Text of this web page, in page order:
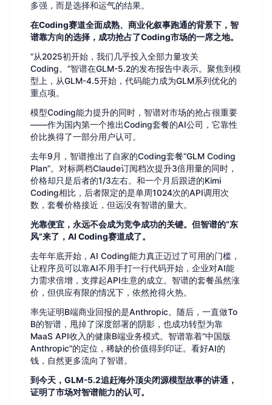
多强，而是选择和运气的结果。
在Coding赛道全面成熟、商业化叙事跑通的背景下，智
谱靠方向的选择，成功抢占了Coding市场的一席之地。
“从2025初开始，我们几乎投入全部力量攻关
Coding。”智谱在GLM-5.2的发布报告中表示。聚焦到模
型上，从GLM-4.5开始，代码能力成为GLM系列优化的
重点项。
模型Coding能力提升的同时，智谱对市场的抢占很重要
——作为国内第一个推出Coding套餐的AI公司，它靠性
价比换得了一部分用户认可。
去年9月，智谱推出了自家的Coding套餐“GLM Coding
Plan”。对标两档Claude订阅档次提升3倍用量的同时，
价格却只是后者的1/3左右。和一个月后跟进的Kimi
Coding相比，后者限定的是单周1024次的API调用次
数，套餐价格接近，但远没有智谱的量大。
光靠便宜，永远不会成为竞争成功的关键。但智谱的“东
风”来了，AI Coding赛道成了。
去年年底开始，AI Coding能力真正迈过了可用的门槛，
让程序员可以靠AI不用手打一行代码开始，企业对AI能
力需求倍增，支撑起API生意的成立。智谱的套餐虽然涨
价，但供应有限的情况下，依然抢得火热。
率先证明B端商业回报的是Anthropic。随后，一直做To
B的智谱，甩掉了深度部署的阴影，也成功转型为靠
MaaS API收入的健康B端业务模式。智谱靠着“中国版
Anthropic”的定位，稀缺的价值得到印证。看好AI的
钱，自然更多流向了智谱。
到今天，GLM-5.2追赶海外顶尖闭源模型故事的讲通，
证明了市场对智谱能力的认可。